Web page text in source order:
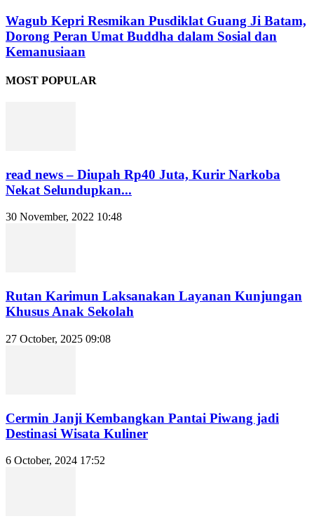
Wagub Kepri Resmikan Pusdiklat Guang Ji Batam,
Dorong Peran Umat Buddha dalam Sosial dan
Kemanusiaan
MOST POPULAR
read news – Diupah Rp40 Juta, Kurir Narkoba
Nekat Selundupkan...
30 November, 2022 10:48
Rutan Karimun Laksanakan Layanan Kunjungan
Khusus Anak Sekolah
27 October, 2025 09:08
Cermin Janji Kembangkan Pantai Piwang jadi
Destinasi Wisata Kuliner
6 October, 2024 17:52